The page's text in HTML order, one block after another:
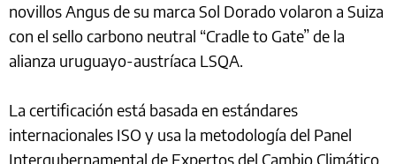
novillos Angus de su marca Sol Dorado volaron a Suiza
con el sello carbono neutral “Cradle to Gate” de la
alianza uruguayo-austríaca LSQA.
La certificación está basada en estándares
internacionales ISO y usa la metodología del Panel
Intergubernamental de Expertos del Cambio Climático